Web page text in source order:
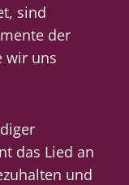
sind
der
wir uns
das Lied an
und